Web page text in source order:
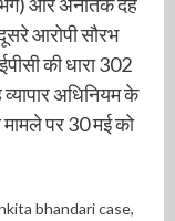
आरोपी सौरभ
की धारा 302
अधिनियम के
पर 30 मई को
bhandari case,